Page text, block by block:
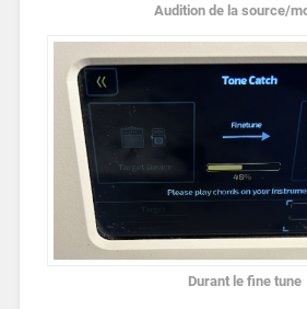
Audition de la source/
Durant le fine tune